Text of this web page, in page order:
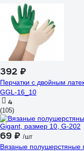
392 ₽
Перчатки с двойным
GGL-16_10
4
(105)
69 ₽ /шт
Вязаные полушерстяные